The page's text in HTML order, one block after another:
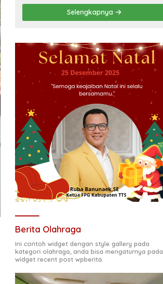
Fondasinya Belum Kuat
Selengkapnya
Berita Olahraga
Ini contoh widget dengan style gallery pada
kategori olahraga, anda bisa mengaturnya pada
widget recent post wpberita.